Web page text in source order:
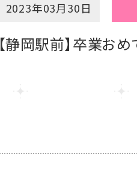
2023年03月30日
【静岡駅前】卒業お